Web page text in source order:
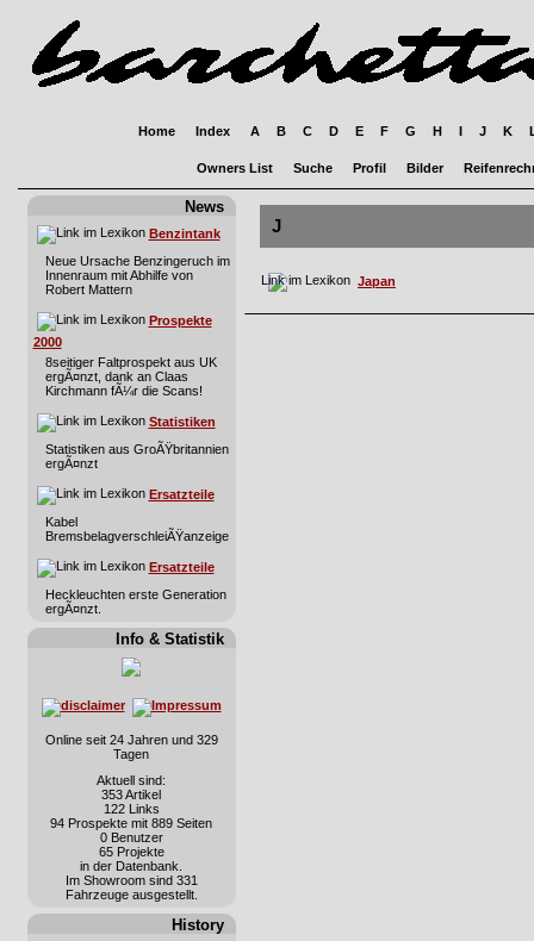
Home Index A B C D E F G H I J K
Owners List Suche Profil Bilder
News
Benzintank
Neue Ursache Benzingeruch im
Innenraum mit Abhilfe von
Robert Mattern
Prospekte
2000
8seitiger Faltprospekt aus UK
ergÃ¤nzt, dank an Claas
Kirchmann fÃ¼r die Scans!
Statistiken
Statistiken aus GroÃŸbritannien
ergÃ¤nzt
Ersatzteile
Kabel
BremsbelagverschleiÃŸanzeige
Ersatzteile
Heckleuchten erste Generation
ergÃ¤nzt.
Info & Statistik
Online seit 24 Jahren und 329
Tagen
Aktuell sind:
353 Artikel
122 Links
94 Prospekte mit 889 Seiten
0 Benutzer
65 Projekte
in der Datenbank.
Im Showroom sind 331
Fahrzeuge ausgestellt.
History
J
Japan